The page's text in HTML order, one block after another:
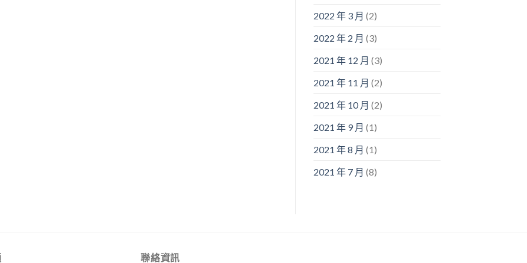
2022 年 3 月 (2)
2022 年 2 月 (3)
2021 年 12 月 (3)
2021 年 11 月 (2)
2021 年 10 月 (2)
2021 年 9 月 (1)
2021 年 8 月 (1)
2021 年 7 月 (8)
聯絡資訊